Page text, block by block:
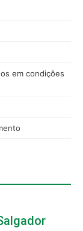
em condições